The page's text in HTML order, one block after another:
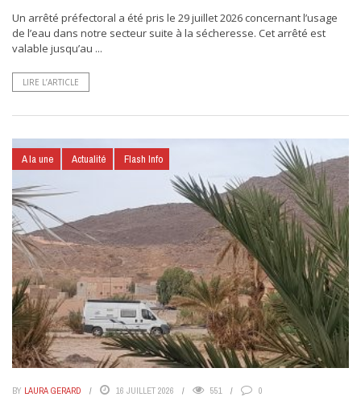
Un arrêté préfectoral a été pris le 29 juillet 2026 concernant l’usage
de l’eau dans notre secteur suite à la sécheresse. Cet arrêté est
valable jusqu’au ...
LIRE L’ARTICLE
A la une Actualité Flash Info
BY LAURA GERARD 16 JUILLET 2026 551 0